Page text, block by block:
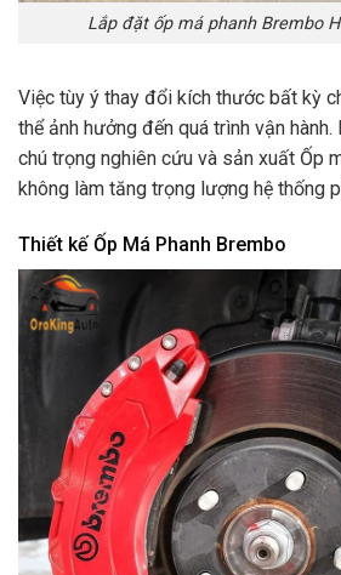
Lắp đặt ốp má phanh Brembo
Việc tùy ý thay đổi kích thước bất kỳ
thể ảnh hưởng đến quá trình vận
chú trọng nghiên cứu và sản xuất Ốp
không làm tăng trọng lượng hệ thống
Thiết kế Ốp Má Phanh Brembo